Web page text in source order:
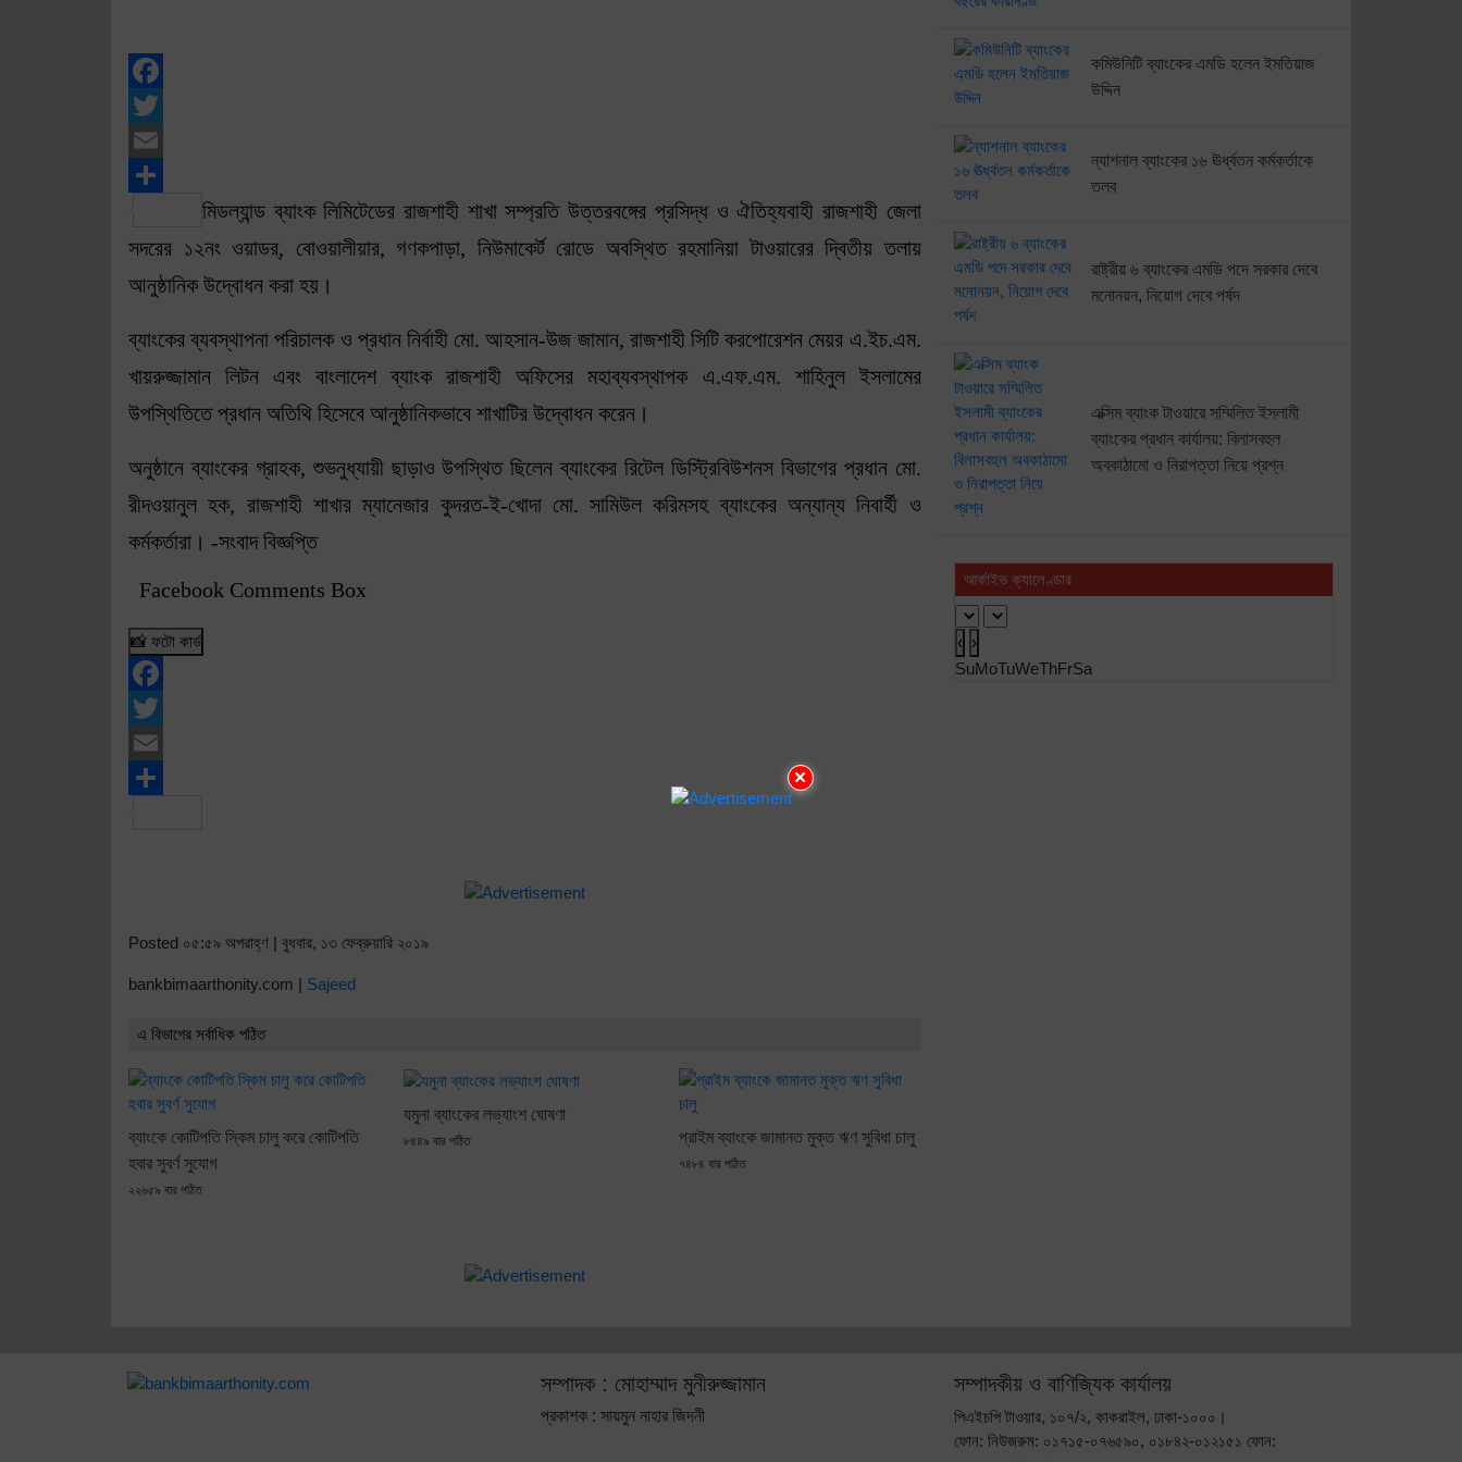
×
Facebook
Twitter
Email
Share
মিডল্যান্ড ব্যাংক লিমিটেডের রাজশাহী শাখা সম্প্রতি উত্তরবঙ্গের প্রসিদ্ধ ও ঐতিহ্যবাহী রাজশাহী জেলা
সদরের ১২নং ওয়াডর্, বোওয়ালীয়ার, গণকপাড়া, নিউমাকের্ট রোডে অবস্থিত রহমানিয়া টাওয়ারের দ্বিতীয় তলায়
আনুষ্ঠানিক উদ্বোধন করা হয়।
ব্যাংকের ব্যবস্থাপনা পরিচালক ও প্রধান নির্বাহী মো. আহসান-উজ জামান, রাজশাহী সিটি করপোরেশন মেয়র এ.ইচ.এম.
খায়রুজ্জামান লিটন এবং বাংলাদেশ ব্যাংক রাজশাহী অফিসের মহাব্যবস্থাপক এ.এফ.এম. শাহিনুল ইসলামের
উপস্থিতিতে প্রধান অতিথি হিসেবে আনুষ্ঠানিকভাবে শাখাটির উদ্বোধন করেন।
অনুষ্ঠানে ব্যাংকের গ্রাহক, শুভনুধ্যায়ী ছাড়াও উপস্থিত ছিলেন ব্যাংকের রিটেল ডিস্ট্রিবিউশনস বিভাগের প্রধান মো.
রীদওয়ানুল হক, রাজশাহী শাখার ম্যানেজার কুদরত-ই-খোদা মো. সামিউল করিমসহ ব্যাংকের অন্যান্য নিবার্হী ও
কর্মকর্তারা। -সংবাদ বিজ্ঞপ্তি
Facebook Comments Box
📸 ফটো কার্ড
Facebook
Twitter
Email
Posted ০৫:৫৯ অপরাহ্ণ | বুধবার, ১৩ ফেব্রুয়ারি ২০১৯
bankbimaarthonity.com | Sajeed
এ বিভাগের সর্বাধিক পঠিত
ব্যাংকে কোটিপতি স্কিম চালু করে কোটিপতি
হবার সুবর্ণ ‍সুযোগ
২২৬৫৯ বার পঠিত
যমুনা ব্যাংকের লভ্যাংশ ঘোষণা
৮৪৪৯ বার পঠিত প্রাইম ব্যাংকে জামানত মুক্ত ঋণ সুবিধা চালু
৭৪৮৪ বার পঠিত
কমিউনিটি ব্যাংকের এমডি হলেন ইমতিয়াজ
উদ্দিন
ন্যাশনাল ব্যাংকের ১৬ ঊর্ধ্বতন কর্মকর্তাকে
তলব
রাষ্ট্রীয় ৬ ব্যাংকের এমডি পদে সরকার দেবে
মনোনয়ন, নিয়োগ দেবে পর্ষদ
এক্সিম ব্যাংক টাওয়ারে সম্মিলিত ইসলামী
ব্যাংকের প্রধান কার্যালয়: বিলাসবহুল
অবকাঠামো ও নিরাপত্তা নিয়ে প্রশ্ন
আর্কাইভ ক্যালেণ্ডার
‹ ›
SuMoTuWeThFrSa
সম্পাদক : মোহাম্মাদ মুনীরুজ্জামান
প্রকাশক : সায়মুন নাহার জিদনী
সম্পাদকীয় ও বাণিজ্যিক কার্যালয়
পিএইচপি টাওয়ার, ১০৭/২, কাকরাইল, ঢাকা-১০০০।
ফোন: নিউজরুম: ০১৭১৫-০৭৬৫৯০, ০১৮৪২-০১২১৫১ ফোন: